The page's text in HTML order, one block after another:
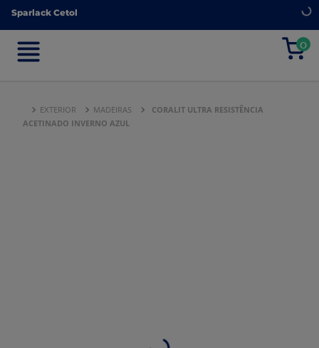
Sparlack Cetol
0
Sparlack Cetol
0
EXTERIOR MADEIRAS
CORALIT ULTRA RESISTÊNCIA
ACETINADO INVERNO AZUL